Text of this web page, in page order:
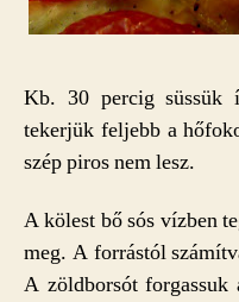
Kb. 30 percig süssük
tekerjük feljebb a
szép piros nem lesz.
A kölest bő sós vízben
meg. A forrástól
A zöldborsót